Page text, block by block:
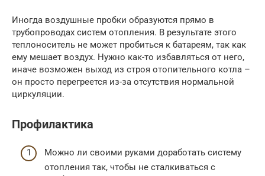
Иногда воздушные пробки образуются прямо в
трубопроводах систем отопления. В результате этого
теплоноситель не может пробиться к батареям, так как
ему мешает воздух. Нужно как-то избавляться от него,
иначе возможен выход из строя отопительного котла –
он просто перегреется из-за отсутствия нормальной
циркуляции.
Профилактика
Можно ли своими руками доработать систему
отопления так, чтобы не сталкиваться с